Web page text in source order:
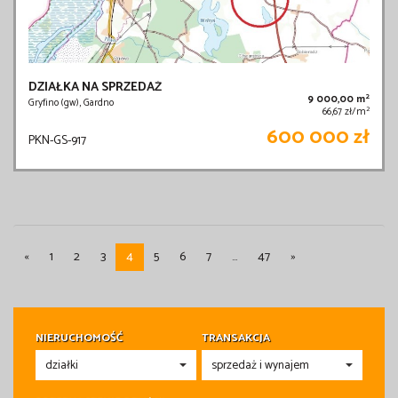
DZIAŁKA NA SPRZEDAŻ
Gryfino (gw), Gardno 9 000,00 m2
66,67 zł/m2
PKN-GS-917 600 000 zł
« 1 2 3 4 5 6 7 ... 47 »
NIERUCHOMOŚĆ TRANSAKCJA